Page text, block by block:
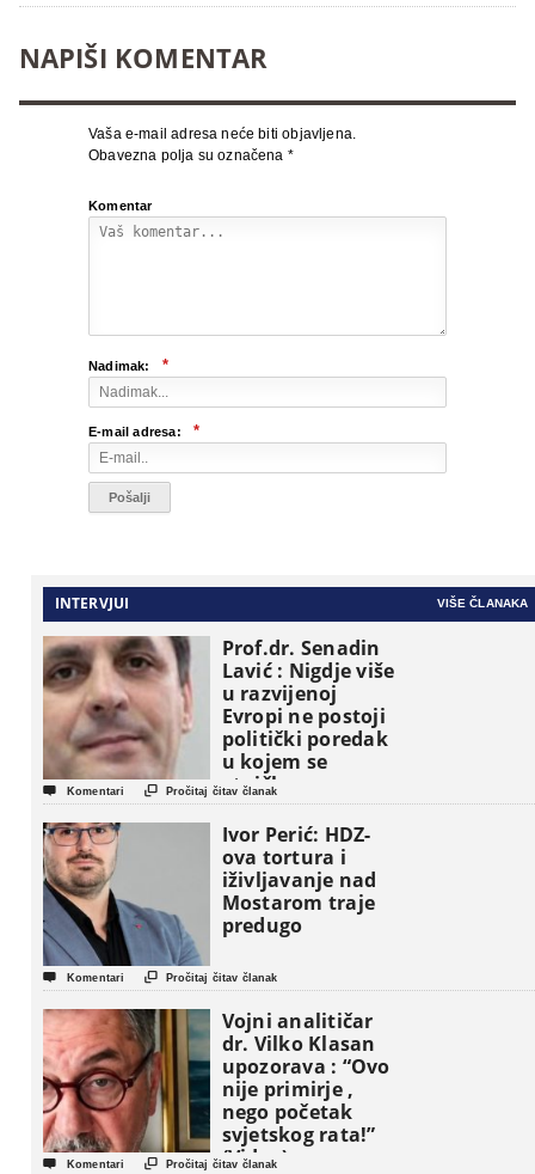
NAPIŠI KOMENTAR
Vaša e-mail adresa neće biti objavljena.
Obavezna polja su označena *
Komentar
Nadimak: *
E-mail adresa: *
INTERVJUI VIŠE ČLANAKA
Prof.dr. Senadin
Lavić : Nigdje više
u razvijenoj
Evropi ne postoji
politički poredak
u kojem se
etničke grupe
pojavljuju kao
osnovne
političke jedinice
 Komentari  Pročitaj čitav članak
Ivor Perić: HDZ-
ova tortura i
iživljavanje nad
Mostarom traje
predugo
 Komentari  Pročitaj čitav članak
Vojni analitičar
dr. Vilko Klasan
upozorava : “Ovo
nije primirje ,
nego početak
svjetskog rata!”
(Video)
 Komentari  Pročitaj čitav članak